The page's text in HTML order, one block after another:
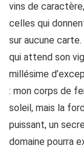
vins de
celles qui
sur aucune
qui attend son
millésime
: mon corps de
soleil, mais la
puissant, un
domaine pourra